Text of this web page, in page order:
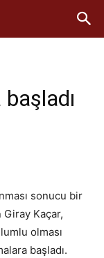
sonucu bir
Giray Kaçar,
olması
başladı.